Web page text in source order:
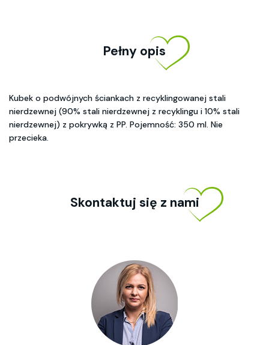
Pełny opis
Kubek o podwójnych ściankach z recyklingowanej stali
nierdzewnej (90% stali nierdzewnej z recyklingu i 10% stali
nierdzewnej) z pokrywką z PP. Pojemność: 350 ml. Nie
przecieka.
Skontaktuj się z nami